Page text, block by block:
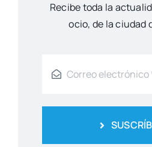
Reci­be toda la
ocio, de la ciu­dad